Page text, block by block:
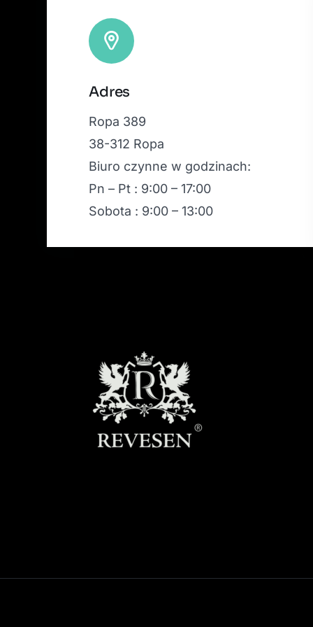
Adres
Ropa 389
38-312 Ropa
Biuro czynne w godzinach:
Pn – Pt : 9:00 – 17:00
Sobota : 9:00 – 13:00